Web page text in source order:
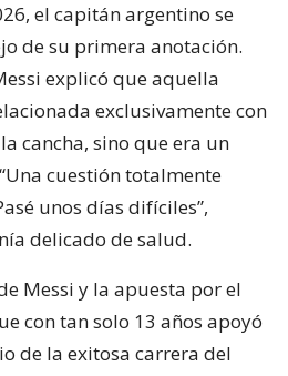
el capitán argentino se
de su primera anotación.
explicó que aquella
exclusivamente con
cancha, sino que era un
cuestión totalmente
unos días difíciles”,
delicado de salud.
Messi y la apuesta por el
con tan solo 13 años apoyó
de la exitosa carrera del